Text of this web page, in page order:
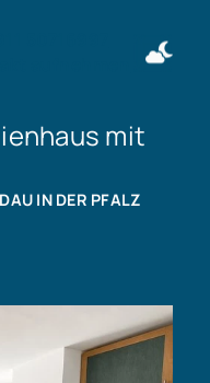
mit
IN DER PFALZ